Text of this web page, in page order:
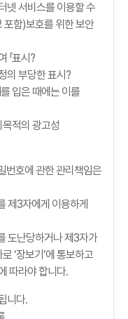
넷 서비스를 이용할 수
포함)보호를 위한 보안
「표시?
의 부당한 표시?
입은 때에는 이를
적의 광고성
번호에 관한 관리책임은
제3자에게 이용하게
도난당하거나 제3자가
‘장보기’에 통보하고
따라야 합니다.
니다.